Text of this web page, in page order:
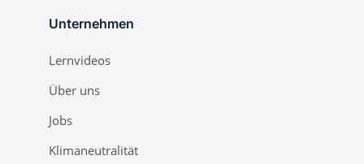
Unternehmen
Lernvideos
Über uns
Jobs
Klimaneutralität